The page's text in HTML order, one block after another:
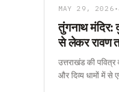
MAY 29, 2026 •
तुंगनाथ मंदिर:
से लेकर रावण
उत्तराखंड की
और दिव्य धामों में से